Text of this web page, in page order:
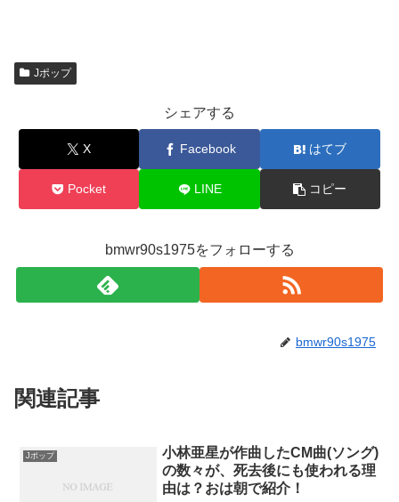
Jポップ
シェアする
X Facebook はてブ
Pocket LINE コピー
bmwr90s1975をフォローする
bmwr90s1975
関連記事
Jポップ
小林亜星が作曲したCM曲(ソング)
の数々が、死去後にも使われる理
由は？おは朝で紹介！